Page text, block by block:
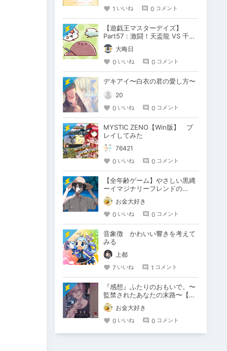
1 いいね 0 コメント
【遊戯王マスターデイズ】
Part57：激闘！天盃龍 VS 千年
D【架空デュエル】
大晦日
0 いいね 0 コメント
デキアイ〜白衣の君の愛し方〜
20
0 いいね 0 コメント
MYSTIC ZENO【Win版】 プ
レイしてみた
76421
0 いいね 0 コメント
【全年齢ゲーム】やさしい黒縄
ーイマジナリーフレンドの
「彼」と過ごすおぼんやすみー
お金大好き
0 いいね 0 コメント
音象徴 かわいい響きを考えて
みる
上都
7 いいね 1 コメント
『感想』ふたりのおもいで。〜
監禁されたあなたの末路〜【が
るまに限定特典付き】
お金大好き
0 いいね 0 コメント